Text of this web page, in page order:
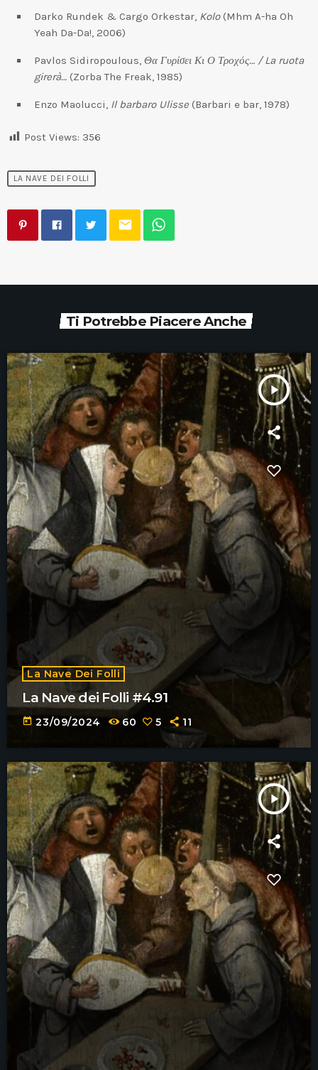
Darko Rundek & Cargo Orkestar, Kolo(Mhm A-ha Oh
Yeah Da-Da!, 2006)
Pavlos Sidiropoulous, Θα Γυρίσει Κι Ο Τροχός… / La ruota
girerà… (Zorba The Freak, 1985)
Enzo Maolucci, Il barbaro Ulisse (Barbari e bar, 1978)
Post Views: 356
LA NAVE DEI FOLLI
email
Ti Potrebbe Piacere Anche
play_arrow
La Nave Dei Folli
La Nave dei Folli #4.91
today 23/09/2024 60 5 11
play_arrow